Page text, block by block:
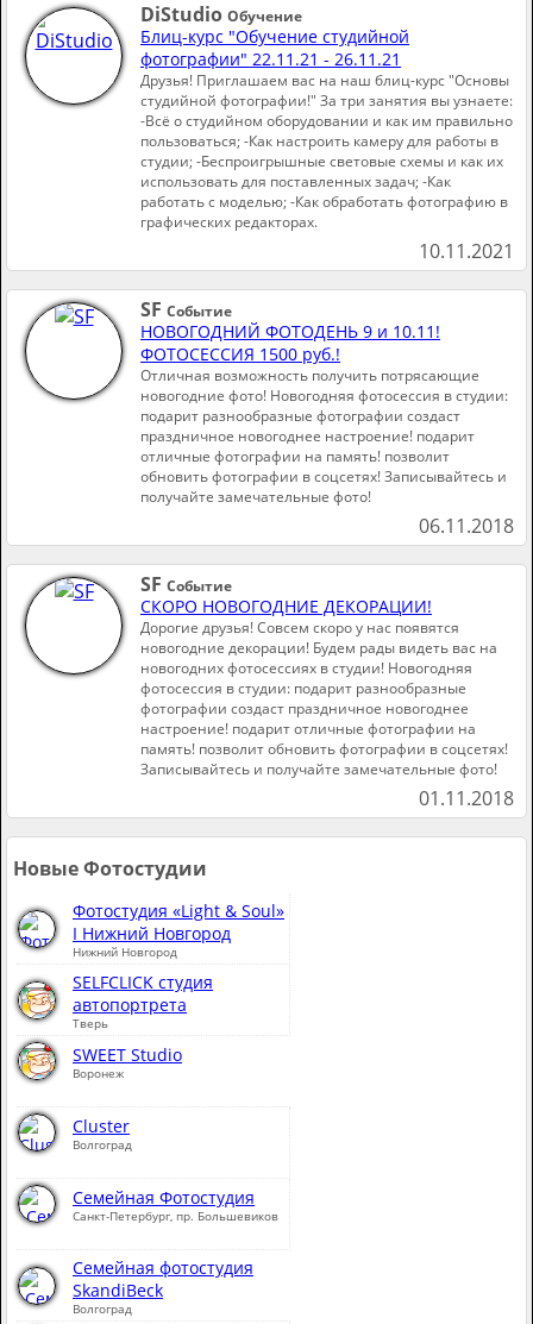
DiStudio Обучение
Блиц-курс "Обучение студийной
фотографии" 22.11.21 - 26.11.21
Друзья! Приглашаем вас на наш блиц-курс "Основы
студийной фотографии!" За три занятия вы узнаете:
-Всё о студийном оборудовании и как им правильно
пользоваться; -Как настроить камеру для работы в
студии; -Беспроигрышные световые схемы и как их
использовать для поставленных задач; -Как
работать с моделью; -Как обработать фотографию в
графических редакторах.
10.11.2021
SF Событие
НОВОГОДНИЙ ФОТОДЕНЬ 9 и 10.11!
ФОТОСЕССИЯ 1500 руб.!
Отличная возможность получить потрясающие
новогодние фото! Новогодняя фотосессия в студии:
подарит разнообразные фотографии создаст
праздничное новогоднее настроение! подарит
отличные фотографии на память! позволит
обновить фотографии в соцсетях! Записывайтесь и
получайте замечательные фото!
06.11.2018
SF Событие
СКОРО НОВОГОДНИЕ ДЕКОРАЦИИ!
Дорогие друзья! Совсем скоро у нас появятся
новогодние декорации! Будем рады видеть вас на
новогодних фотосессиях в студии! Новогодняя
фотосессия в студии: подарит разнообразные
фотографии создаст праздничное новогоднее
настроение! подарит отличные фотографии на
память! позволит обновить фотографии в соцсетях!
Записывайтесь и получайте замечательные фото!
01.11.2018
Новые Фотостудии
Фотостудия «Light & Soul»
I Нижний Новгород
Нижний Новгород
SELFCLICK студия
автопортрета
Тверь
SWEET Studio
Воронеж
Cluster
Волгоград
Семейная Фотостудия
Санкт-Петербург, пр. Большевиков
Семейная фотостудия
SkandiBeck
Волгоград